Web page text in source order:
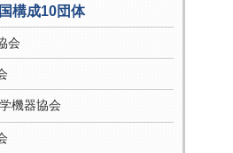
構成10団体
会
機器協会